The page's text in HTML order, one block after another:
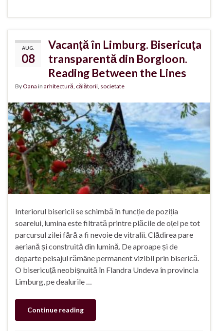
AUG.
08
Vacanță în Limburg. Bisericuța
transparentă din Borgloon.
Reading Between the Lines
ByOana in arhitectură călătorii societate
Interiorul bisericii se schimbă în funcție de poziția
soarelui, lumina este filtrată printre plăcile de oțel pe tot
parcursul zilei fără a fi nevoie de vitralii. Clădirea pare
aeriană și construită din lumină. De aproape și de
departe peisajul rămâne permanent vizibil prin biserică.
O bisericuță neobișnuită în Flandra Undeva în provincia
Limburg, pe dealurile …
Continue reading